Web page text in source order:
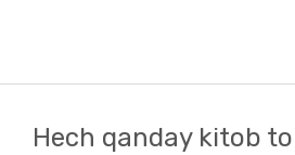
Hech qanday kitob